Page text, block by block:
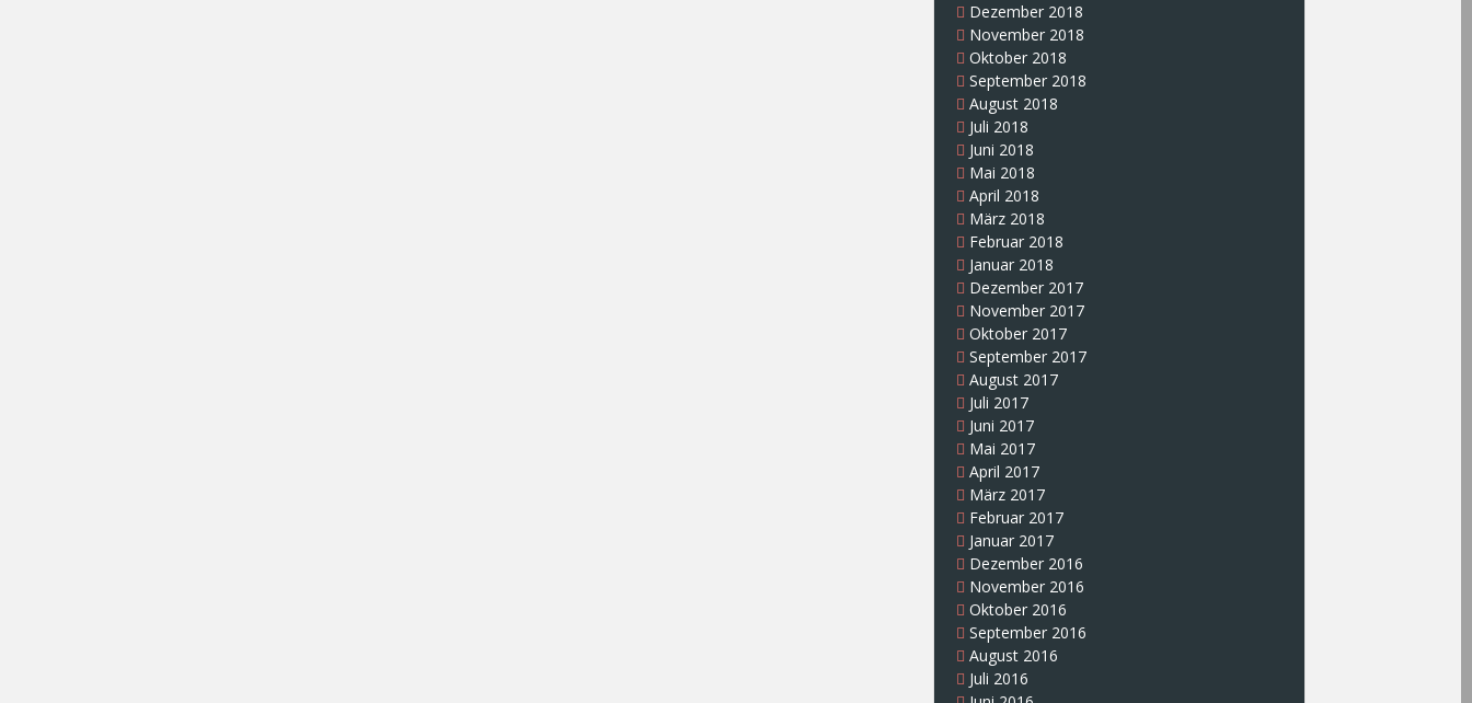
Dezember 2018
November 2018
Oktober 2018
September 2018
August 2018
Juli 2018
Juni 2018
Mai 2018
April 2018
März 2018
Februar 2018
Januar 2018
Dezember 2017
November 2017
Oktober 2017
September 2017
August 2017
Juli 2017
Juni 2017
Mai 2017
April 2017
März 2017
Februar 2017
Januar 2017
Dezember 2016
November 2016
Oktober 2016
September 2016
August 2016
Juli 2016